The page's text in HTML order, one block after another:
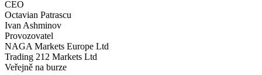
CEO
Octavian Patrascu
Ivan Ashminov
Provozovatel
NAGA Markets Europe Ltd
Trading 212 Markets Ltd
Veřejně na burze